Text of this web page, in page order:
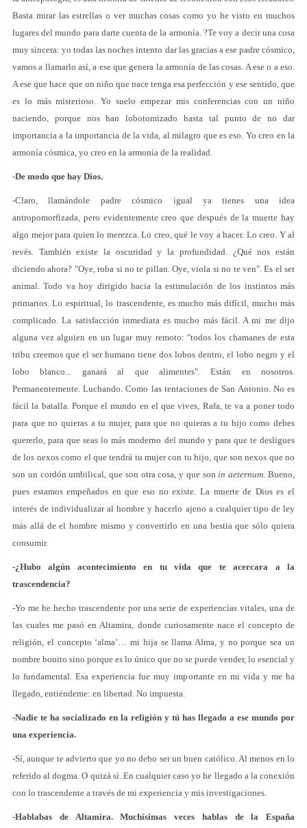
Basta mirar las estrellas o ver muchas cosas como yo he visto en muchos
lugares del mundo para darte cuenta de la armonía. ?Te voy a decir una cosa
muy sincera: yo todas las noches intento dar las gracias a ese padre cósmico,
vamos a llamarlo así, a ese que genera la armonía de las cosas. A ese o a eso.
A ese que hace que un niño que nace tenga esa perfección y ese sentido, que
es lo más misterioso. Yo suelo empezar mis conferencias con un niño
naciendo, porque nos han lobotomizado hasta tal punto de no dar
importancia a la importancia de la vida, al milagro que es eso. Yo creo en la
armonía cósmica, yo creo en la armonía de la realidad.
-De modo que hay Dios.
-Claro, llamándole padre cósmico igual ya tienes una idea
antropomorfizada, pero evidentemente creo que después de la muerte hay
algo mejor para quien lo merezca. Lo creo, qué le voy a hacer. Lo creo. Y al
revés. También existe la oscuridad y la profundidad. ¿Qué nos están
diciendo ahora? "Oye, roba si no te pillan. Oye, viola si no te ven". Es el ser
animal. Todo va hoy dirigido hacia la estimulación de los instintos más
primarios. Lo espiritual, lo trascendente, es mucho más difícil, mucho más
complicado. La satisfacción inmediata es mucho más fácil. A mi me dijo
alguna vez alguien en un lugar muy remoto: "todos los chamanes de esta
tribu creemos que el ser humano tiene dos lobos dentro, el lobo negro y el
lobo blanco... ganará al que alimentes". Están en nosotros.
Permanentemente. Luchando. Como las tentaciones de San Antonio. No es
fácil la batalla. Porque el mundo en el que vives, Rafa, te va a poner todo
para que no quieras a tu mujer, para que no quieras a tu hijo como debes
quererlo, para que seas lo más moderno del mundo y para que te desligues
de los nexos como el que tendrá tu mujer con tu hijo, que son nexos que no
son un cordón umbilical, que son otra cosa, y que sonin aeternum. Bueno,
pues estamos empeñados en que eso no existe. La muerte de Dios es el
interés de individualizar al hombre y hacerlo ajeno a cualquier tipo de ley
más allá de el hombre mismo y convertirlo en una bestia que sólo quiera
consumir.
-¿Hubo algún acontecimiento en tu vida que te acercara a la
trascendencia?
-Yo me he hecho trascendente por una serie de experiencias vitales, una de
las cuales me pasó en Altamira, donde curiosamente nace el concepto de
religión, el concepto ‘alma’… mi hija se llama Alma, y no porque sea un
nombre bonito sino porque es lo único que no se puede vender, lo esencial y
lo fundamental. Esa experiencia fue muy importante en mi vida y me ha
llegado, entiéndeme: en libertad. No impuesta.
-Nadie te ha socializado en la religión y tú has llegado a ese mundo por
una experiencia.
-Sí, aunque te advierto que yo no debo ser un buen católico. Al menos en lo
referido al dogma. O quizá sí. En cualquier caso yo he llegado a la conexión
con lo trascendente a través de mi experiencia y mis investigaciones.
-Hablabas de Altamira. Muchísimas veces hablas de la España